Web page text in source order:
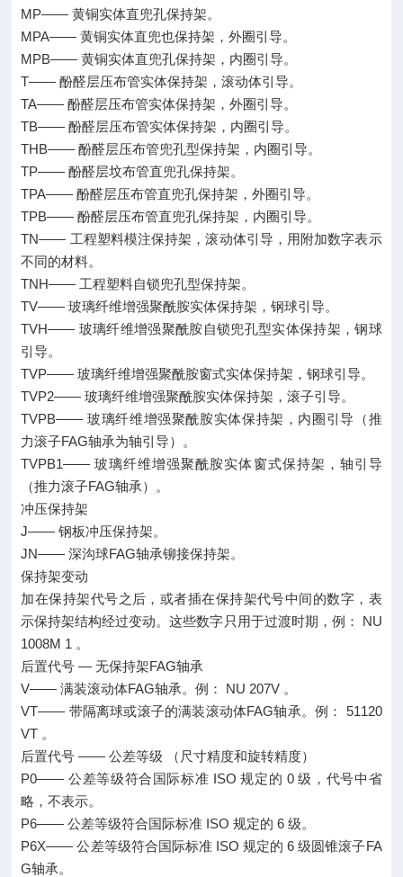
MP—— 黄铜实体直兜孔保持架。
MPA—— 黄铜实体直兜也保持架，外圈引导。
MPB—— 黄铜实体直兜孔保持架，内圈引导。
T—— 酚醛层压布管实体保持架，滚动体引导。
TA—— 酚醛层压布管实体保持架，外圈引导。
TB—— 酚醛层压布管实体保持架，内圈引导。
THB—— 酚醛层压布管兜孔型保持架，内圈引导。
TP—— 酚醛层坟布管直兜孔保持架。
TPA—— 酚醛层压布管直兜孔保持架，外圈引导。
TPB—— 酚醛层压布管直兜孔保持架，内圈引导。
TN—— 工程塑料模注保持架，滚动体引导，用附加数字表示
不同的材料。
TNH—— 工程塑料自锁兜孔型保持架。
TV—— 玻璃纤维增强聚酰胺实体保持架，钢球引导。
TVH—— 玻璃纤维增强聚酰胺自锁兜孔型实体保持架，钢球
引导。
TVP—— 玻璃纤维增强聚酰胺窗式实体保持架，钢球引导。
TVP2—— 玻璃纤维增强聚酰胺实体保持架，滚子引导。
TVPB—— 玻璃纤维增强聚酰胺实体保持架，内圈引导（推
力滚子FAG轴承为轴引导）。
TVPB1—— 玻璃纤维增强聚酰胺实体窗式保持架，轴引导
（推力滚子FAG轴承）。
冲压保持架
J—— 钢板冲压保持架。
JN—— 深沟球FAG轴承铆接保持架。
保持架变动
加在保持架代号之后，或者插在保持架代号中间的数字，表
示保持架结构经过变动。这些数字只用于过渡时期，例： NU
1008M 1 。
后置代号 — 无保持架FAG轴承
V—— 满装滚动体FAG轴承。例： NU 207V 。
VT—— 带隔离球或滚子的满装滚动体FAG轴承。例： 51120
VT 。
后置代号 —— 公差等级 （尺寸精度和旋转精度）
P0—— 公差等级符合国际标准 ISO 规定的 0 级，代号中省
略，不表示。
P6—— 公差等级符合国际标准 ISO 规定的 6 级。
P6X—— 公差等级符合国际标准 ISO 规定的 6 级圆锥滚子FA
G轴承。